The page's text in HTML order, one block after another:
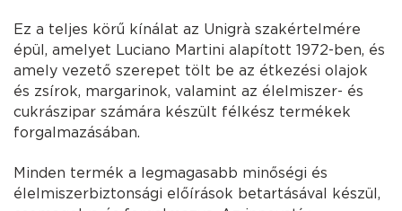
Ez a teljes körű kínálat az Unigrà szakértelmére
épül, amelyet Luciano Martini alapított 1972-ben, és
amely vezető szerepet tölt be az étkezési olajok
és zsírok, margarinok, valamint az élelmiszer- és
cukrászipar számára készült félkész termékek
forgalmazásában.
Minden termék a legmagasabb minőségi és
élelmiszerbiztonsági előírások betartásával készül,